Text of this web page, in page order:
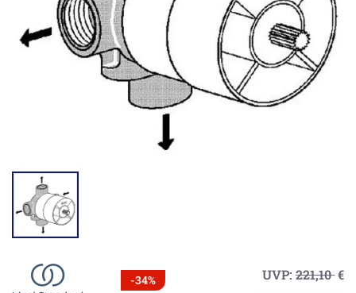
-34% UVP: 221,10€